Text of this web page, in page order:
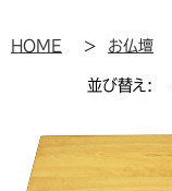
HOME お仏壇
並び替え: